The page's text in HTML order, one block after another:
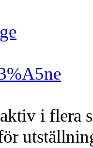
i flera